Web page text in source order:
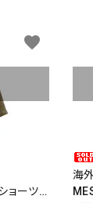
ョーツ
favorite
海